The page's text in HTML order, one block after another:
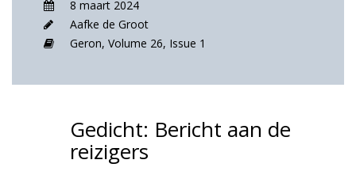
8 maart 2024
Aafke de Groot
Geron, Volume 26, Issue 1
Gedicht: Bericht aan de
reizigers